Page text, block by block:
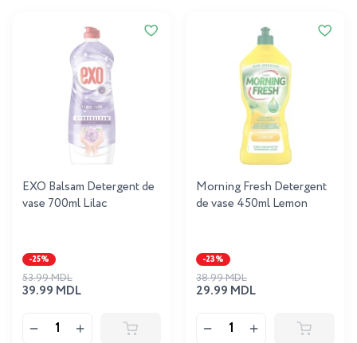
EXO Balsam Detergent de
vase 700ml Lilac
-25%
39.99 MDL
53.99 MDL
Morning Fresh Detergent
de vase 450ml Lemon
-23%
29.99 MDL
38.99 MDL